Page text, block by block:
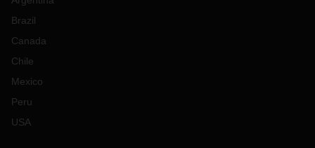
Brazil
Canada
Chile
Mexico
Peru
USA